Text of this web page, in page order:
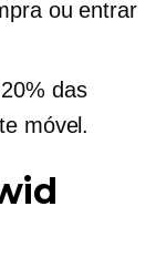
ou entrar
das
móvel.